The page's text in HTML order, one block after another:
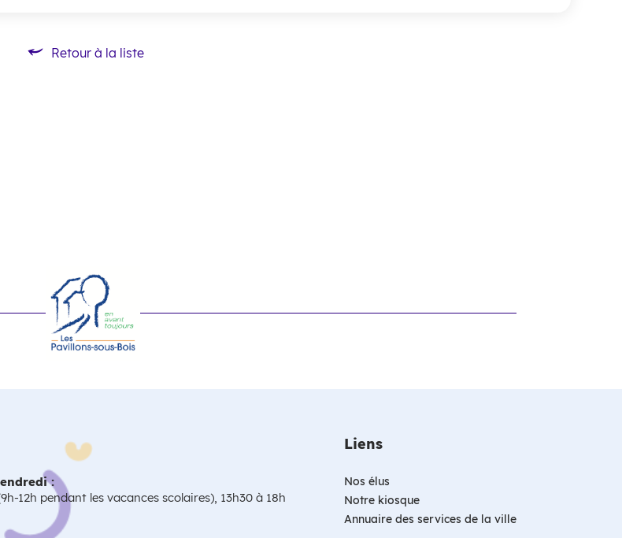
Retour à la liste
Retour à la liste
:
12h pendant les vacances scolaires), 13h30 à 18h
Liens
Nos élus
Notre kiosque
Annuaire des services de la ville